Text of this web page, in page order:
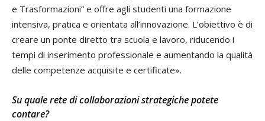
e Trasformazioni” e offre agli studenti una formazione
intensiva, pratica e orientata all’innovazione. L’obiettivo è di
creare un ponte diretto tra scuola e lavoro, riducendo i
tempi di inserimento professionale e aumentando la qualità
delle competenze acquisite e certificate».
Su quale rete di collaborazioni strategiche potete
contare?